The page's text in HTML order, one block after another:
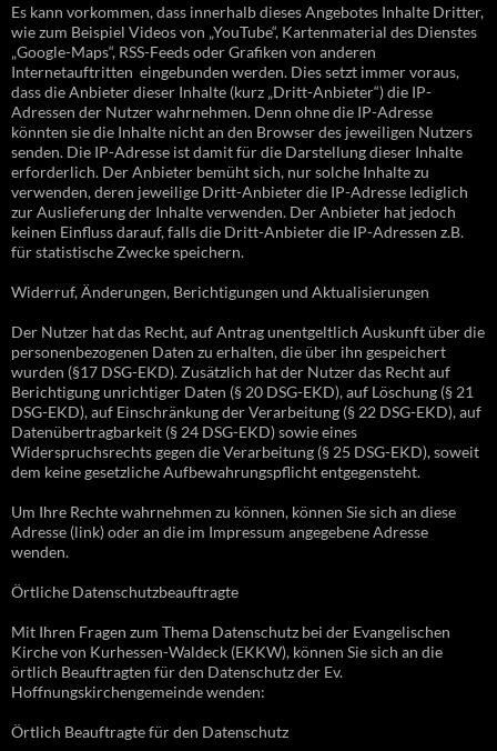
Es kann vorkommen, dass innerhalb dieses Angebotes Inhalte Dritter,
wie zum Beispiel Videos von „YouTube“, Kartenmaterial des Dienstes
„Google-Maps“, RSS-Feeds oder Grafiken von anderen
Internetauftritten eingebunden werden. Dies setzt immer voraus,
dass die Anbieter dieser Inhalte (kurz „Dritt-Anbieter“) die IP-
Adressen der Nutzer wahrnehmen. Denn ohne die IP-Adresse
könnten sie die Inhalte nicht an den Browser des jeweiligen Nutzers
senden. Die IP-Adresse ist damit für die Darstellung dieser Inhalte
erforderlich. Der Anbieter bemüht sich, nur solche Inhalte zu
verwenden, deren jeweilige Dritt-Anbieter die IP-Adresse lediglich
zur Auslieferung der Inhalte verwenden. Der Anbieter hat jedoch
keinen Einfluss darauf, falls die Dritt-Anbieter die IP-Adressen z.B.
für statistische Zwecke speichern.
Widerruf, Änderungen, Berichtigungen und Aktualisierungen
Der Nutzer hat das Recht, auf Antrag unentgeltlich Auskunft über die
personenbezogenen Daten zu erhalten, die über ihn gespeichert
wurden (§17 DSG-EKD). Zusätzlich hat der Nutzer das Recht auf
Berichtigung unrichtiger Daten (§ 20 DSG-EKD), auf Löschung (§ 21
DSG-EKD), auf Einschränkung der Verarbeitung (§ 22 DSG-EKD), auf
Datenübertragbarkeit (§ 24 DSG-EKD) sowie eines
Widerspruchsrechts gegen die Verarbeitung (§ 25 DSG-EKD), soweit
dem keine gesetzliche Aufbewahrungspflicht entgegensteht.
Um Ihre Rechte wahrnehmen zu können, können Sie sich an diese
Adresse (link) oder an die im Impressum angegebene Adresse
wenden.
Örtliche Datenschutzbeauftragte
Mit Ihren Fragen zum Thema Datenschutz bei der Evangelischen
Kirche von Kurhessen-Waldeck (EKKW), können Sie sich an die
örtlich Beauftragten für den Datenschutz der Ev.
Hoffnungskirchengemeinde wenden:
Örtlich Beauftragte für den Datenschutz